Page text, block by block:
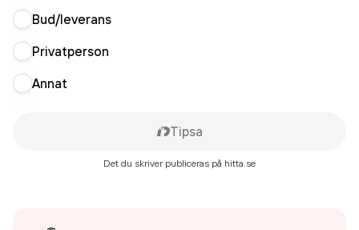
Bud/leverans
Privatperson
Annat
Tipsa
Det du skriver publiceras på hitta.se